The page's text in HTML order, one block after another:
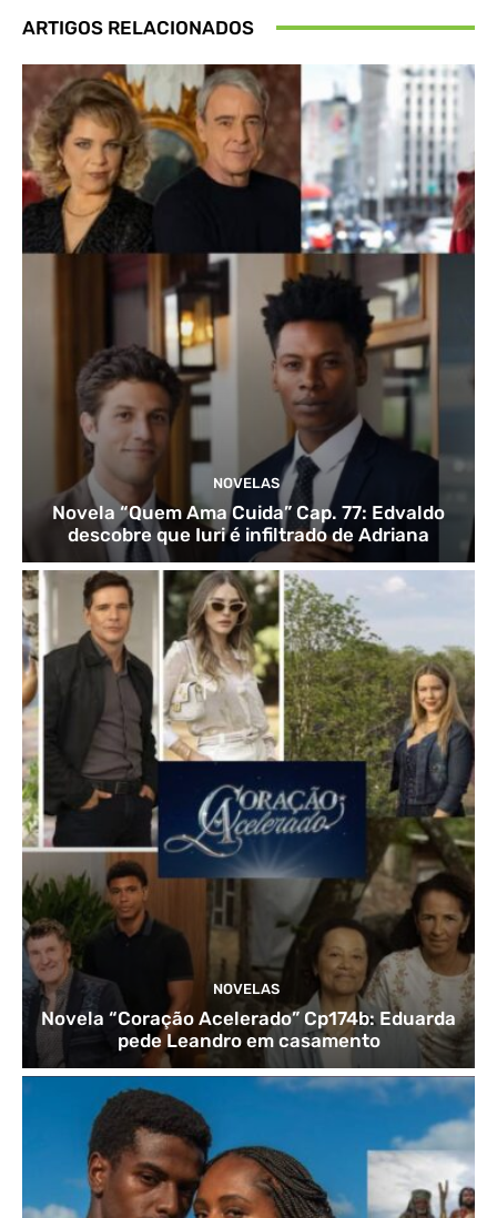
ARTIGOS RELACIONADOS
NOVELAS
Novela “Quem Ama Cuida” Cap. 77: Edvaldo
descobre que Iuri é infiltrado de Adriana
NOVELAS
Novela “Coração Acelerado” Cp174b: Eduarda
pede Leandro em casamento